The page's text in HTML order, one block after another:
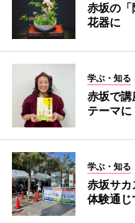
赤坂の
花器に
学ぶ・知る
赤坂で
テーマに
学ぶ・知る
赤坂サ
体験通